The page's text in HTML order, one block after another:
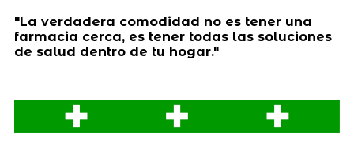
"La verdadera comodidad no es tener una
farmacia cerca, es tener todas las soluciones
de salud dentro de tu hogar."